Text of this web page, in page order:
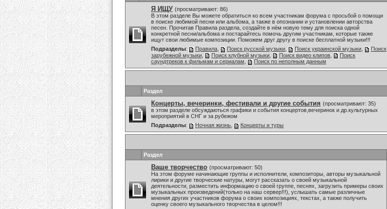
Я ИЩУ (просматривают: 86)
В этом разделе Вы можете обратиться ко всем участникам форума с просьбой о помощи
в поиске любимой песни или альбома, а также в опознании и установлении авторства
песен. Прочитав Правила раздела, создайте в нём новую тему для поиска одной
конкретной песни/альбома и постарайтесь помочь другим участникам, которые также
ищут свои любимые композиции. Поможем друг другу в поиске бесплатной музыки!!!
Подразделы: Правила Поиск русской музыки Поиск украинской музыки
Поиск
зарубежной музыки
Поиск клубной музыки Поиск видео клипов
Поиск
саундтреков к фильмам и сериалам
Поиск по неполным данным
Раздел
Концерты, вечеринки, фестивали и другие события (просматривают: 35)
в этом разделе обсуждаються графики и события концертов,вечеринок и др.культурных
мероприятий в СНГ и за рубежом
Подразделы: Ночная жизнь Концерты и туры
Раздел
Ваше творчество (просматривают: 50)
На этом форуме начинающие группы и исполнители, композиторы, авторы музыкальной
лирики и другие творческие натуры, могут рассказать о своей музыкальной
деятельности, разместить информацию о своей группе, песнях, загрузить примеры своих
музыкальных произведений(только на наш сервер!!!), услышать самые различные
мнения других участников форума о своих композициях, текстах, а также получить
оценку своего музыкального творчества в целом!!!